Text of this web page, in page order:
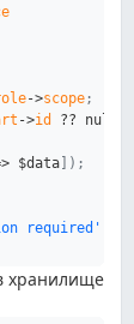
->scope;
->id ?? null
$data ) ;
required'
хранилище